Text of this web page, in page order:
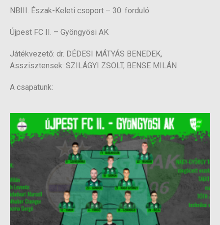
NBIII. Észak-Keleti csoport – 30. forduló
Újpest FC II. – Gyöngyösi AK
Játékvezető: dr. DÉDESI MÁTYÁS BENEDEK,
Asszisztensek: SZILÁGYI ZSOLT, BENSE MILÁN
A csapatunk: